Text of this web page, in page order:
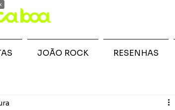
JOÃO ROCK RESENHAS